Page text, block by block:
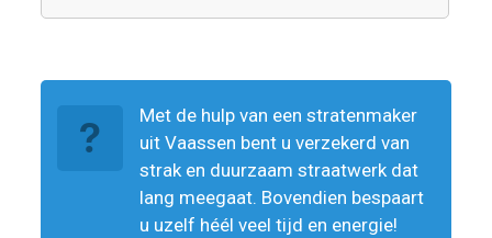
Met de hulp van een stratenmaker
uit Vaassen bent u verzekerd van
strak en duurzaam straatwerk dat
lang meegaat. Bovendien bespaart
u uzelf héél veel tijd en energie!